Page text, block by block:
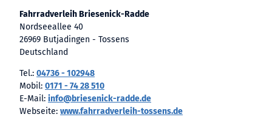
Fahrradverleih Briesenick-Radde
Nordseeallee 40
26969 Butjadingen - Tossens
Deutschland
Tel.: 04736 - 102948
Mobil: 0171 - 74 28 510
E-Mail: info@briesenick-radde.de
Webseite: www.fahrradverleih-tossens.de